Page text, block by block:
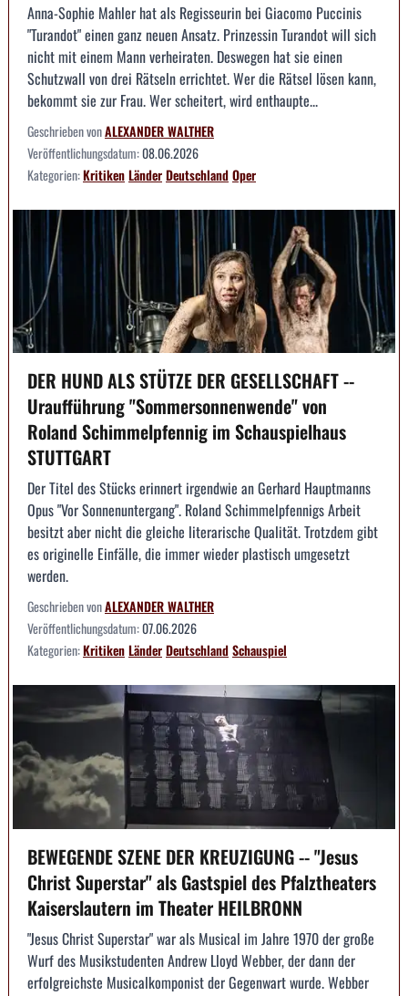
Anna-Sophie Mahler hat als Regisseurin bei Giacomo Puccinis
"Turandot" einen ganz neuen Ansatz. Prinzessin Turandot will sich
nicht mit einem Mann verheiraten. Deswegen hat sie einen
Schutzwall von drei Rätseln errichtet. Wer die Rätsel lösen kann,
bekommt sie zur Frau. Wer scheitert, wird enthaupte...
Geschrieben vonALEXANDER WALTHER
Veröffentlichungsdatum:08.06.2026
Kategorien:KritikenLänderDeutschlandOper
DER HUND ALS STÜTZE DER GESELLSCHAFT --
Uraufführung "Sommersonnenwende" von
Roland Schimmelpfennig im Schauspielhaus
STUTTGART
Der Titel des Stücks erinnert irgendwie an Gerhard Hauptmanns
Opus "Vor Sonnenuntergang". Roland Schimmelpfennigs Arbeit
besitzt aber nicht die gleiche literarische Qualität. Trotzdem gibt
es originelle Einfälle, die immer wieder plastisch umgesetzt
werden.
Geschrieben vonALEXANDER WALTHER
Veröffentlichungsdatum:07.06.2026
Kategorien:KritikenLänderDeutschlandSchauspiel
BEWEGENDE SZENE DER KREUZIGUNG -- "Jesus
Christ Superstar" als Gastspiel des Pfalztheaters
Kaiserslautern im Theater HEILBRONN
"Jesus Christ Superstar" war als Musical im Jahre 1970 der große
Wurf des Musikstudenten Andrew Lloyd Webber, der dann der
erfolgreichste Musicalkomponist der Gegenwart wurde. Webber